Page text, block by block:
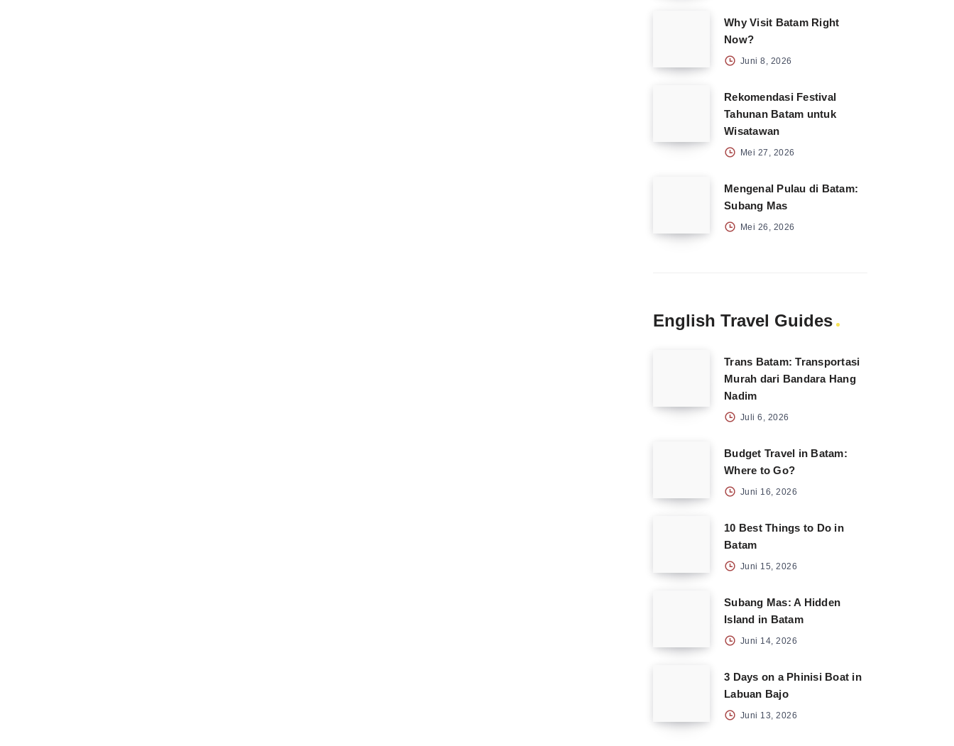
Why Visit Batam Right
Now?
Juni 8, 2026
Rekomendasi Festival
Tahunan Batam untuk
Wisatawan
Mei 27, 2026
Mengenal Pulau di Batam:
Subang Mas
Mei 26, 2026
English Travel Guides
Trans Batam: Transportasi
Murah dari Bandara Hang
Nadim
Juli 6, 2026
Budget Travel in Batam:
Where to Go?
Juni 16, 2026
10 Best Things to Do in
Batam
Juni 15, 2026
Subang Mas: A Hidden
Island in Batam
Juni 14, 2026
3 Days on a Phinisi Boat in
Labuan Bajo
Juni 13, 2026